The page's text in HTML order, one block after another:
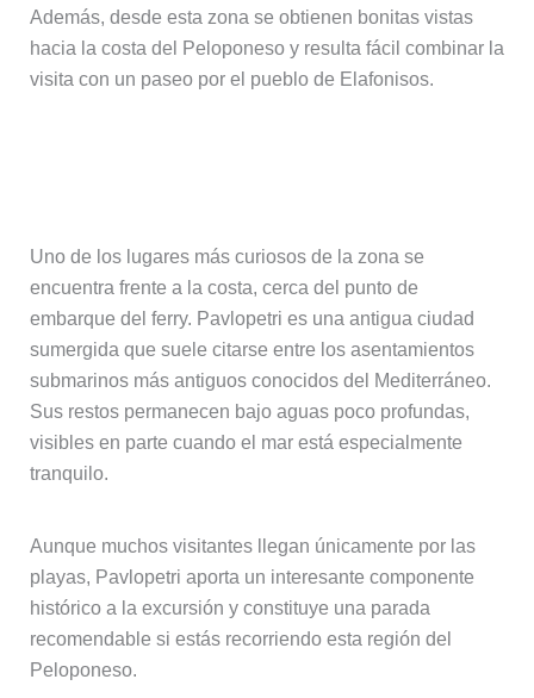
Además, desde esta zona se obtienen bonitas vistas
hacia la costa del Peloponeso y resulta fácil combinar la
visita con un paseo por el pueblo de Elafonisos.
Uno de los lugares más curiosos de la zona se
encuentra frente a la costa, cerca del punto de
embarque del ferry. Pavlopetri es una antigua ciudad
sumergida que suele citarse entre los asentamientos
submarinos más antiguos conocidos del Mediterráneo.
Sus restos permanecen bajo aguas poco profundas,
visibles en parte cuando el mar está especialmente
tranquilo.
Aunque muchos visitantes llegan únicamente por las
playas, Pavlopetri aporta un interesante componente
histórico a la excursión y constituye una parada
recomendable si estás recorriendo esta región del
Peloponeso.